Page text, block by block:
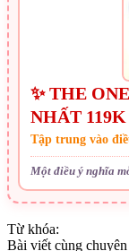
✨ THE
NHẤT 119K
Tập trung vào
Một điều ý nghĩa
Từ khóa:
Bài viết cùng